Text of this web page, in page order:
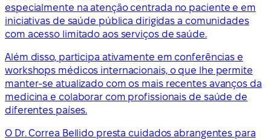
especialmente na atenção centrada no paciente e em
iniciativas de saúde pública dirigidas a comunidades
com acesso limitado aos serviços de saúde.
Além disso, participa ativamente em conferências e
workshops médicos internacionais, o que lhe permite
manter-se atualizado com os mais recentes avanços da
medicina e colaborar com profissionais de saúde de
diferentes países.
O Dr. Correa Bellido presta cuidados abrangentes para